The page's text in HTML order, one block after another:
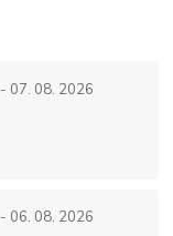
- 07. 08. 2026
- 06. 08. 2026